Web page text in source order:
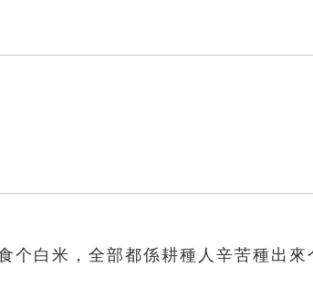
个白米，全部都係耕種人辛苦種出